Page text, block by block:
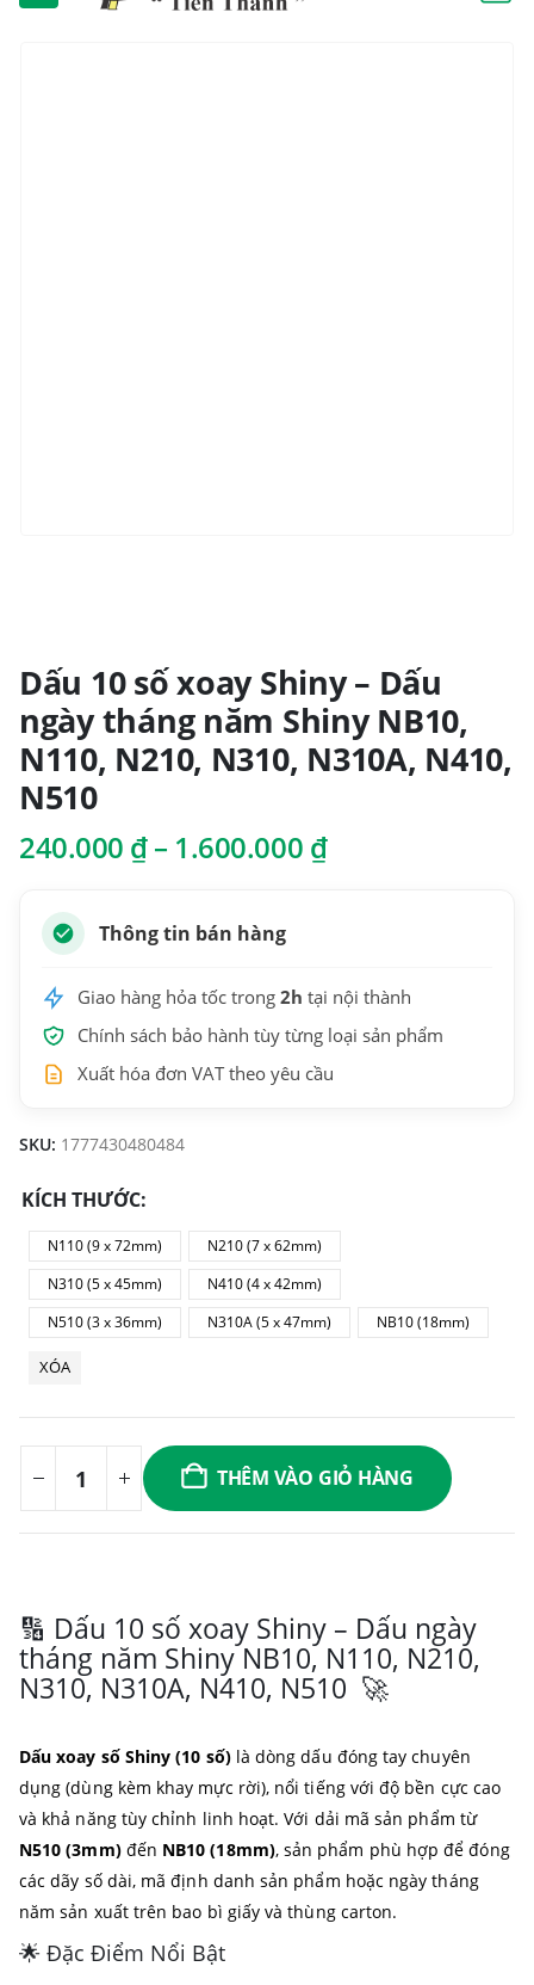
Dấu 10 số xoay Shiny – Dấu
ngày tháng năm Shiny NB10,
N110, N210, N310, N310A, N410,
N510
240.000 ₫– 1.600.000 ₫Khoảng
1.600.000 ₫
Thông tin bán hàng
Giao hàng hỏa tốc trong 2h tại nội thành
Chính sách bảo hành tùy từng loại sản phẩm
Xuất hóa đơn VAT theo yêu cầu
SKU: 1777430480484
KÍCH THƯỚC
N110 (9 x 72mm)
N210 (7 x 62mm)
N310 (5 x 45mm)
N410 (4 x 42mm)
N510 (3 x 36mm)
N310A (5 x 47mm) NB10 (18mm)
XÓA
THÊM VÀO GIỎ HÀNG
🔢 Dấu 10 số xoay Shiny – Dấu ngày
tháng năm Shiny NB10, N110, N210,
N310, N310A, N410, N510 🚀
Dấu xoay số Shiny (10 số)là dòng dấu đóng tay chuyên
dụng (dùng kèm khay mực rời), nổi tiếng với độ bền cực cao
và khả năng tùy chỉnh linh hoạt. Với dải mã sản phẩm từ
N510 (3mm)đến NB10 (18mm), sản phẩm phù hợp để đóng
các dãy số dài, mã định danh sản phẩm hoặc ngày tháng
năm sản xuất trên bao bì giấy và thùng carton.
🌟 Đặc Điểm Nổi Bật